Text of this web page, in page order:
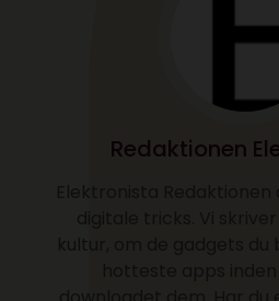
Redaktionen